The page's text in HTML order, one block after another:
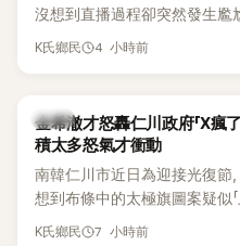
沒想到直播過程卻突然發生尷
組表演者時突然集體卡關，現
K氏鄉民 4 小時前
韓星
金希澈才怒轟仁川政府「X瘋
積太多怒氣才衝動
南韓仁川市近日為迎接光復節
想到布條中的太極旗圖案疑似
至連Super Junior成員金希澈
K氏鄉民 7 小時前